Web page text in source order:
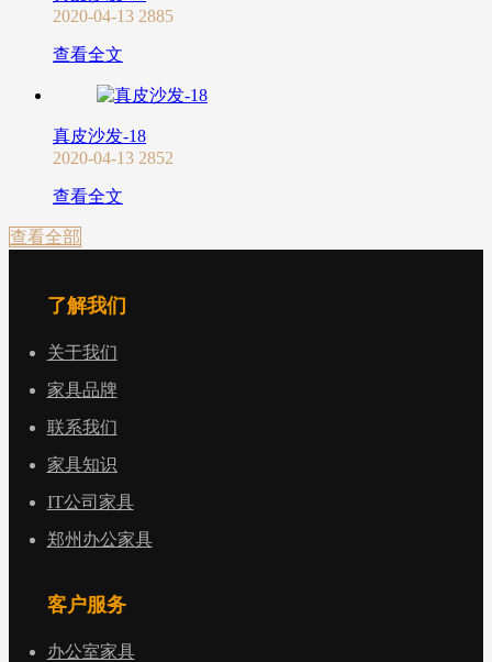
2020-04-13 2885
查看全文
真皮沙发-18
2020-04-13 2852
查看全文
查看全部
了解我们
关于我们
家具品牌
联系我们
家具知识
IT公司家具
郑州办公家具
客户服务
办公室家具